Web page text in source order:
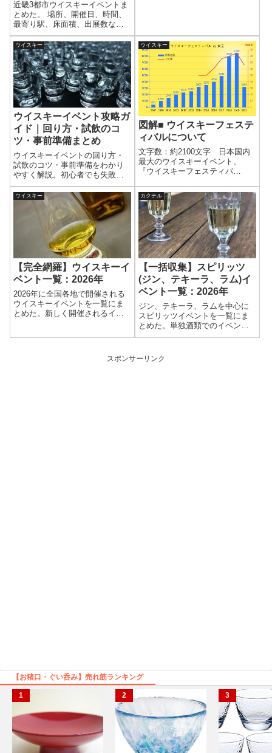
近畿3都市ウイスキーイベントま
とめた。 場所、開催日、時間、
最寄り駅、床面積、出展数など
を比較して、参加の役に立てて
いただければと思う。
ウイスキー
ウイスキーイベント攻略ガ
イド｜回り方・試飲のコ
ツ・事前準備まとめ
ウイスキーイベントの回り方・
試飲のコツ・事前準備をわかり
やすく解説。初心者でも失敗し
ないためのポイントを、当日の
動き方ベースでまとめていま
ウイスキー
図解■ ウイスキーフェステ
ィバルについて
文字数：約2100文字 日本国内
最大のウイスキーイベント、
『ウイスキーフェスティバ
イベントがコロナの影響によっ
て中止されていた。2022年3月に
東京で2年ぶりの再開を予定して
いる。開催への期待を込めて、
これまでの...
ウイスキー
【完全網羅】ウイスキーイ
ベント一覧：2026年
2026年に全国各地で開催される
ウイスキーイベントを一覧にま
とめた。新しく開催されるイベ
カクテル
【一括収集】スピリッツ
(ジン、テキーラ、ラム)イ
ベント一覧：2026年
ジン、テキーラ、ラムを中心に
スピリッツイベントを一覧にま
とめた。単独酒類でのイベント
はまだ少ないが、スピリッツ(蒸
意外と多い。また、ウイスキー
のイベントでもジンやラムが並
スポンサーリンク
【お猪口・ぐい呑み】売れ筋ランキング